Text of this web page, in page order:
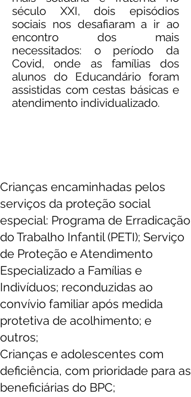
século XXI, dois episódios
sociais nos desafiaram a ir ao
encontro dos mais
necessitados: o período da
Covid, onde as famílias dos
alunos do Educandário foram
assistidas com cestas básicas e
atendimento individualizado.
Crianças encaminhadas pelos
serviços da proteção social
especial: Programa de Erradicação
do Trabalho Infantil (PETI); Serviço
de Proteção e Atendimento
Especializado a Famílias e
Indivíduos; reconduzidas ao
convívio familiar após medida
protetiva de acolhimento; e
outros;
Crianças e adolescentes com
deficiência, com prioridade para as
beneficiárias do BPC;